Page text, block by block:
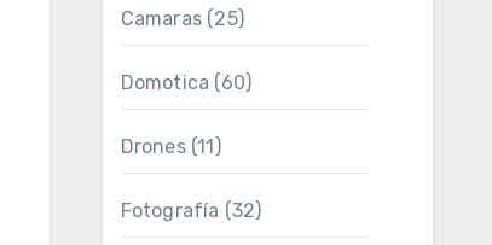
Camaras(25)
Domotica (60)
Drones(11)
Fotografía (32)